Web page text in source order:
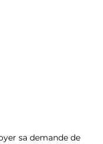
sa demande de